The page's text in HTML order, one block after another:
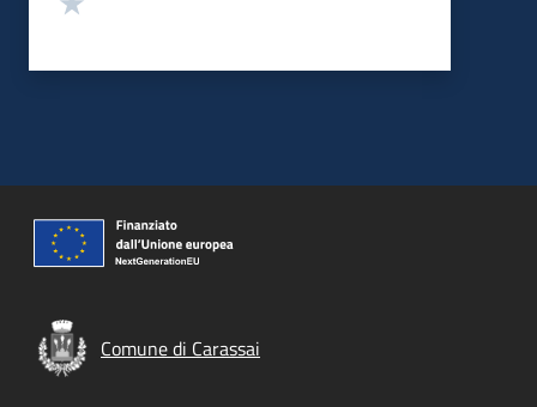
Comune di Carassai